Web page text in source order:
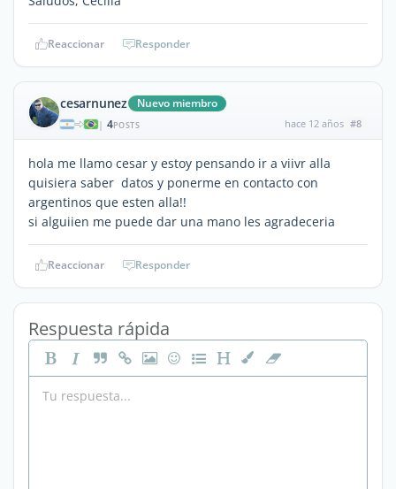
Reaccionar Responder
cesarnunez Nuevo miembro
| 4POSTS hace 12 años #8
hola me llamo cesar y estoy pensando ir a viivr alla
quisiera saber datos y ponerme en contacto con
argentinos que esten alla!!
si alguiien me puede dar una mano les agradeceria
Reaccionar Responder
Respuesta rápida